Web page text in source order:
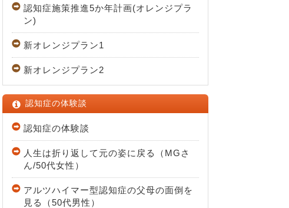
認知症施策推進5か年計画(オレンジプラ
ン)
新オレンジプラン1
新オレンジプラン2
認知症の体験談
認知症の体験談
人生は折り返して元の姿に戻る（MGさ
ん/50代女性）
アルツハイマー型認知症の父母の面倒を
見る（50代男性）